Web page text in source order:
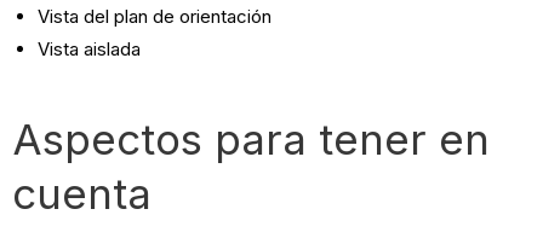
Vista del plan de orientación
Vista aislada
Aspectos para tener en
cuenta